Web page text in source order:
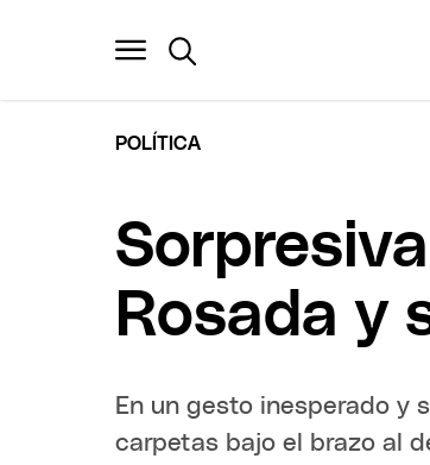
POLÍTICA
Rosada y
En un gesto inesperado y
carpetas bajo el brazo al